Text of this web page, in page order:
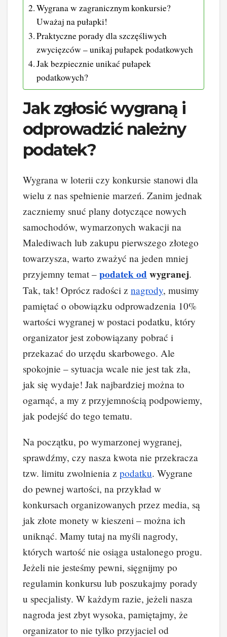
Wygrana w zagranicznym konkursie?
Uważaj na pułapki!
Praktyczne porady dla szczęśliwych
zwycięzców – unikaj pułapek podatkowych
Jak bezpiecznie unikać pułapek
podatkowych?
Jak zgłosić wygraną i
odprowadzić należny
podatek?
Wygrana w loterii czy konkursie stanowi dla
wielu z nas spełnienie marzeń. Zanim jednak
zaczniemy snuć plany dotyczące nowych
samochodów, wymarzonych wakacji na
Malediwach lub zakupu pierwszego złotego
towarzysza, warto zważyć na jeden mniej
przyjemny temat – podatek odwygranej.
Tak, tak! Oprócz radości z nagrody, musimy
pamiętać o obowiązku odprowadzenia 10%
wartości wygranej w postaci podatku, który
organizator jest zobowiązany pobrać i
przekazać do urzędu skarbowego. Ale
spokojnie – sytuacja wcale nie jest tak zła,
jak się wydaje! Jak najbardziej można to
ogarnąć, a my z przyjemnością podpowiemy,
jak podejść do tego tematu.
Na początku, po wymarzonej wygranej,
sprawdźmy, czy nasza kwota nie przekracza
tzw. limitu zwolnienia z podatku. Wygrane
do pewnej wartości, na przykład w
konkursach organizowanych przez media, są
jak złote monety w kieszeni – można ich
uniknąć. Mamy tutaj na myśli nagrody,
których wartość nie osiąga ustalonego progu.
Jeżeli nie jesteśmy pewni, sięgnijmy po
regulamin konkursu lub poszukajmy porady
u specjalisty. W każdym razie, jeżeli nasza
nagroda jest zbyt wysoka, pamiętajmy, że
organizator to nie tylko przyjaciel od